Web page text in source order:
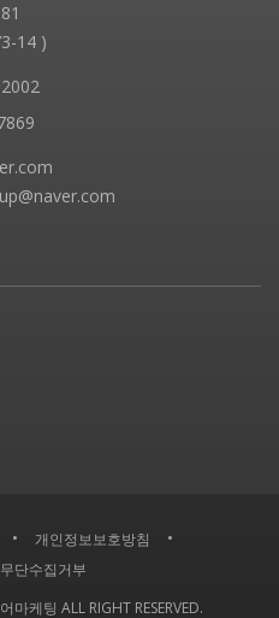
14 )
• 개인정보보호방침 •
단수집거부
마케팅 ALL RIGHT RESERVED.